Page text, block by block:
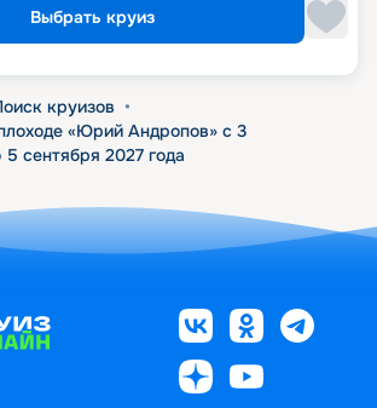
Выбрать круиз
круизов •
«Юрий Андропов» с 3
сентября 2027 года